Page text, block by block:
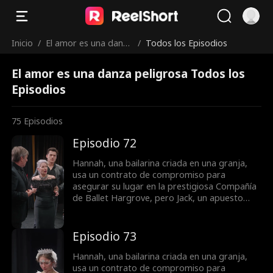
Inicio / El amor es una danza
/ Todos los Episodios
El amor es una danza peligrosa Todos los
Episodios
75 Episodios
Episodio 72
Hannah, una bailarina criada en una granja,
usa un contrato de compromiso para
asegurar su lugar en la prestigiosa Compañía
de Ballet Hargrove, pero Jack, un apuesto
Hannah descubre que en realidad podría
darle todo lo que siempre ha deseado. Justo
cuando finalmente se rinde a sus
sentimientos, él se aleja… Pero cuando
Episodio 73
Hannah, una bailarina criada en una granja,
usa un contrato de compromiso para